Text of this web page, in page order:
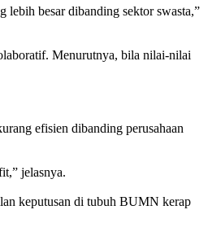
besar dibanding sektor swasta,”
Menurutnya, bila nilai-nilai
efisien dibanding perusahaan
jelasnya.
keputusan di tubuh BUMN kerap